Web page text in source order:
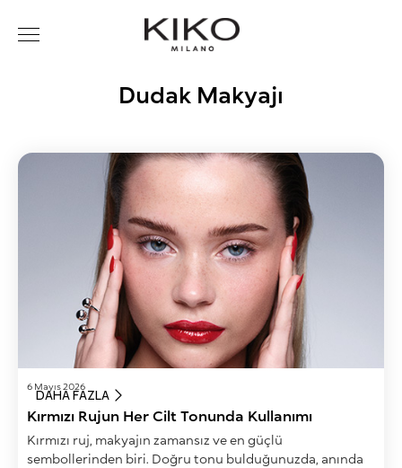
Dudak Makyajı
6 Mayıs 2026
Kırmızı Rujun Her Cilt Tonunda Kullanımı
Kırmızı ruj, makyajın zamansız ve en güçlü
sembollerinden biri. Doğru tonu bulduğunuzda, anında
DAHA FAZLA